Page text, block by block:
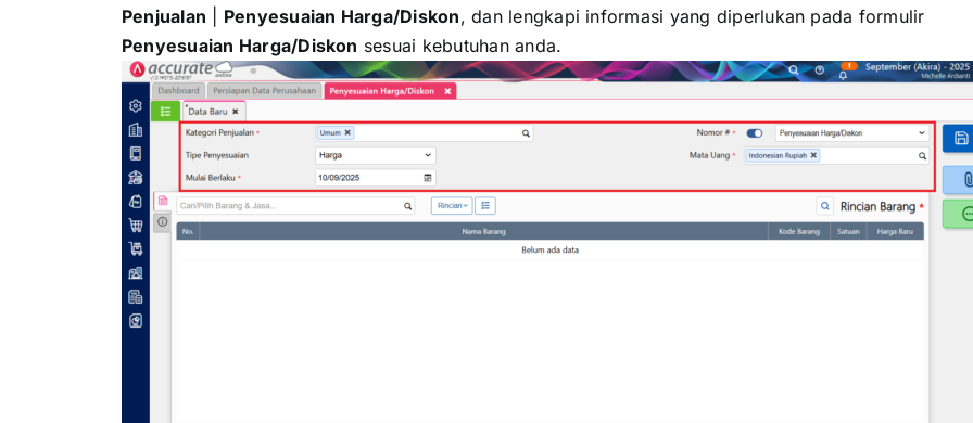
Penjualan
Penyesuaian Harga/Diskon, dan lengkapi informasi yang diperlukan pada formulir
Penyesuaian Harga/Diskon sesuai kebutuhan anda.